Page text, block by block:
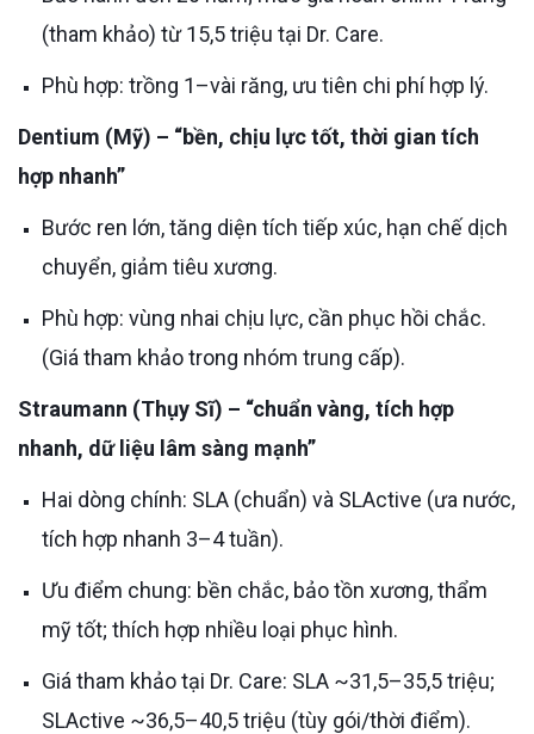
(tham khảo) từ 15,5 triệu tại Dr. Care.
Phù hợp: trồng 1–vài răng, ưu tiên chi phí hợp lý.
Dentium (Mỹ) – “bền, chịu lực tốt, thời gian tích
hợp nhanh”
Bước ren lớn, tăng diện tích tiếp xúc, hạn chế dịch
chuyển, giảm tiêu xương.
Phù hợp: vùng nhai chịu lực, cần phục hồi chắc.
(Giá tham khảo trong nhóm trung cấp).
Straumann (Thụy Sĩ) – “chuẩn vàng, tích hợp
nhanh, dữ liệu lâm sàng mạnh”
Hai dòng chính: SLA (chuẩn) và SLActive (ưa nước,
tích hợp nhanh 3–4 tuần).
Ưu điểm chung: bền chắc, bảo tồn xương, thẩm
mỹ tốt; thích hợp nhiều loại phục hình.
Giá tham khảo tại Dr. Care: SLA ~31,5–35,5 triệu;
SLActive ~36,5–40,5 triệu (tùy gói/thời điểm).